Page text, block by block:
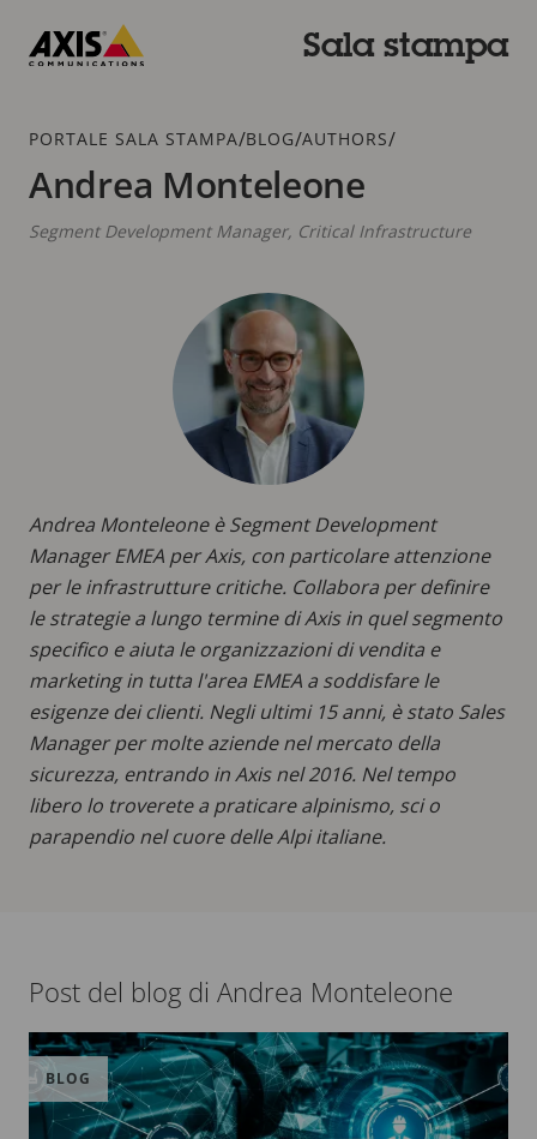
contenuto
Sala stampa
Breadcrumb
PORTALE SALA STAMPA/BLOG/AUTHORS/
Andrea Monteleone
Andrea Monteleone è Segment Development
Manager EMEA per Axis, con particolare attenzione
per le infrastrutture critiche. Collabora per definire
le strategie a lungo termine di Axis in quel segmento
specifico e aiuta le organizzazioni di vendita e
marketing in tutta l'area EMEA a soddisfare le
esigenze dei clienti. Negli ultimi 15 anni, è stato Sales
Manager per molte aziende nel mercato della
sicurezza, entrando in Axis nel 2016. Nel tempo
libero lo troverete a praticare alpinismo, sci o
parapendio nel cuore delle Alpi italiane.
Segment Development Manager, Critical Infrastructure
Post del blog di Andrea Monteleone
BLOG